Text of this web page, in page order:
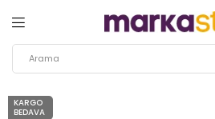
KARGO
BEDAVA